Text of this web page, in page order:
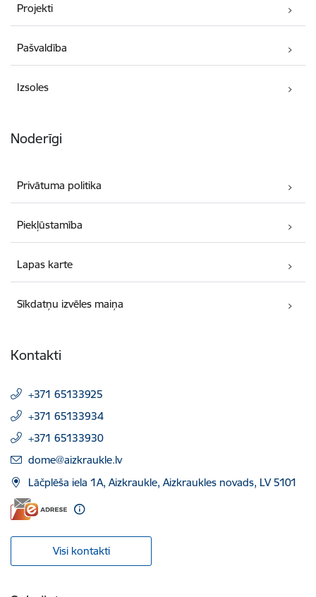
Projekti
Pašvaldība
Izsoles
Noderīgi
Privātuma politika
Piekļūstamība
Lapas karte
Sīkdatņu izvēles maiņa
Kontakti
+371 65133925
+371 65133934
+371 65133930
E-pasts:
dome@aizkraukle.lv
Lāčplēša iela 1A, Aizkraukle, Aizkraukles novads, LV 5101
Visi kontakti